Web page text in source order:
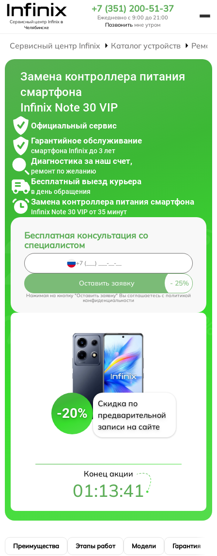
Сервисный центр Infinixв
Челябинске
+7 (351) 200-51-37
Ежедневно с 9:00 до 21:00
Позвонить мне утром
Сервисный центр Infinix Каталог устройств
Замена контроллера питания
смартфона
Infinix Note 30 VIP
Официальный сервис
Гарантийное обслуживание
смартфона Infinix до 3 лет
Диагностика за наш счет,
ремонт по желанию
Бесплатный выезд курьера
в день обращения
Замена контроллера питания смартфона
Infinix Note 30 VIP от 35 минут
Бесплатная консультация со
специалистом
Оставить заявку
Нажимая на кнопку "Оставить заявку" Вы соглашаетесь cполитикой
конфиденциальности
-20%
Скидка по
предварительной
записи на сайте
Конец акции
01:13:41
Преимущества Этапы работ Модели Гарантия